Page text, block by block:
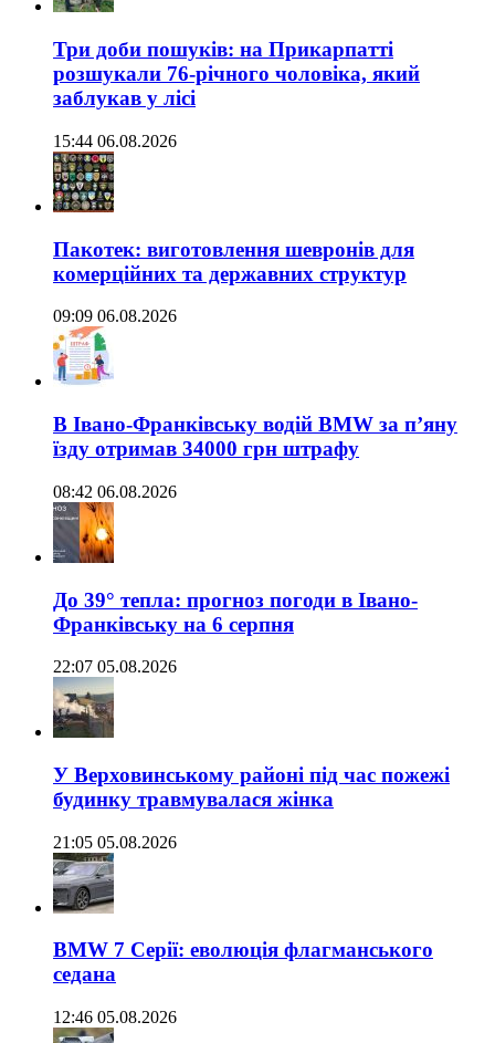
Три доби пошуків: на Прикарпатті
розшукали 76-річного чоловіка, який
заблукав у лісі
15:44 06.08.2026
Пакотек: виготовлення шевронів для
комерційних та державних структур
09:09 06.08.2026
В Івано-Франківську водій BMW за п’яну
їзду отримав 34000 грн штрафу
08:42 06.08.2026
До 39° тепла: прогноз погоди в Івано-
Франківську на 6 серпня
22:07 05.08.2026
У Верховинському районі під час пожежі
будинку травмувалася жінка
21:05 05.08.2026
BMW 7 Серії: еволюція флагманського
седана
12:46 05.08.2026